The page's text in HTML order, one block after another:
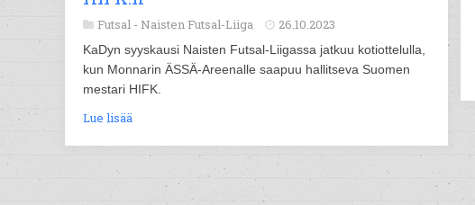
Futsal - Naisten Futsal-Liiga 26.10.2023
KaDyn syyskausi Naisten Futsal-Liigassa jatkuu kotiottelulla,
kun Monnarin ÄSSÄ-Areenalle saapuu hallitseva Suomen
mestari HIFK.
Lue lisää